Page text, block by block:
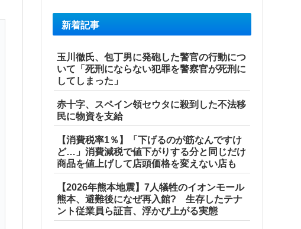
新着記事
玉川徹氏、包丁男に発砲した警官の行動につ
いて「死刑にならない犯罪を警察官が死刑に
してしまった」
赤十字、スペイン領セウタに殺到した不法移
民に物資を支給
【消費税率1％】「下げるのが筋なんですけ
ど…」消費減税で値下がりする分と同じだけ
商品を値上げして店頭価格を変えない店も
【2026年熊本地震】7人犠牲のイオンモール
熊本、避難後になぜ再入館? 生存したテナ
ント従業員ら証言、浮かび上がる実態